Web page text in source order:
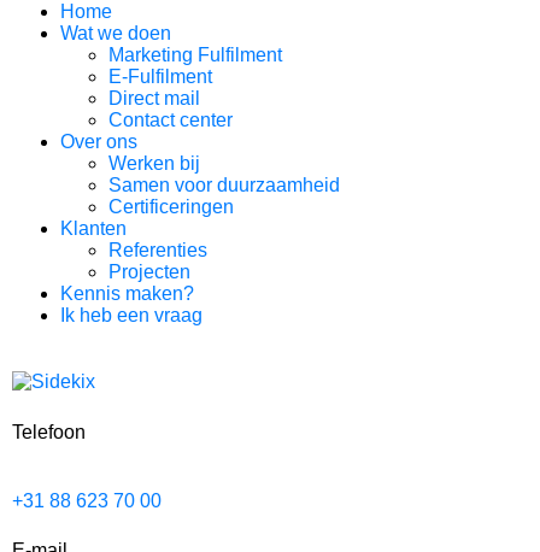
Home
Wat we doen
Marketing Fulfilment
E-Fulfilment
Direct mail
Contact center
Over ons
Werken bij
Samen voor duurzaamheid
Certificeringen
Klanten
Referenties
Projecten
Kennis maken?
Ik heb een vraag
Telefoon
+31 88 623 70 00